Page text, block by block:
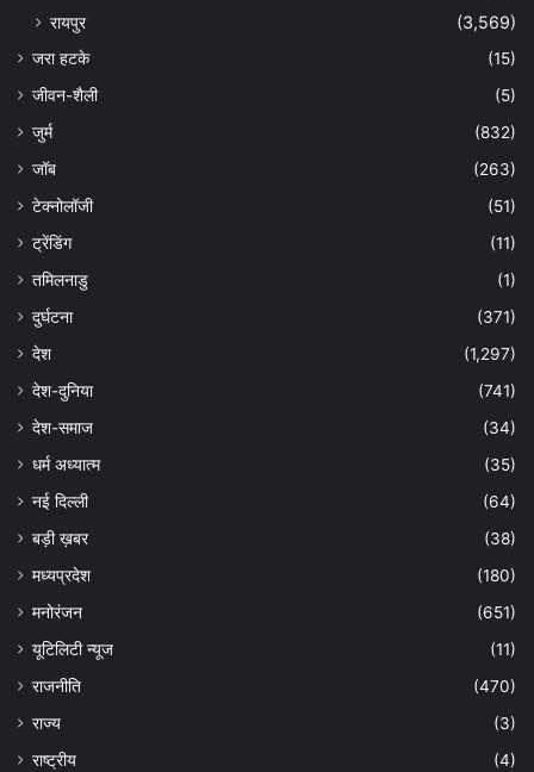
रायपुर
(3,569)
जरा हटके
(15)
जीवन-शैली
(5)
जुर्म
(832)
जॉब
(263)
टेक्नोलॉजी
(51)
ट्रेंडिंग
(11)
तमिलनाडु
(1)
दुर्घटना
(371)
देश
(1,297)
देश-दुनिया
(741)
देश-समाज
(34)
धर्म अध्यात्म
(35)
नई दिल्ली
(64)
बड़ी ख़बर
(38)
मध्यप्रदेश
(180)
मनोरंजन
(651)
यूटिलिटी न्यूज
(11)
राजनीति
(470)
राज्य
(3)
राष्ट्रीय
(4)